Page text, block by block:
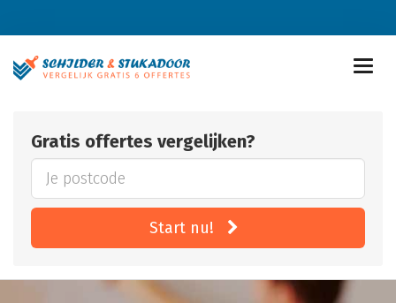
Gratis offertes vergelijken?
Start nu!